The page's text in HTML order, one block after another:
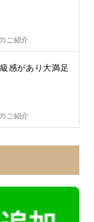
ご紹介
感があり大満足
ご紹介